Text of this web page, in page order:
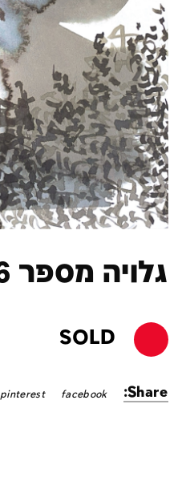
גלויה מספר 266
SOLD
Share:
facebook
pinterest